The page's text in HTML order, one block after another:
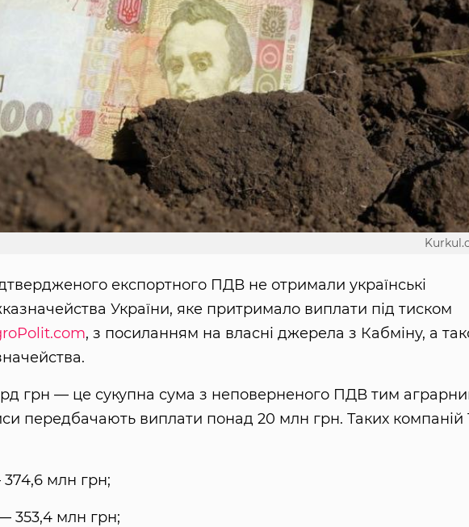
експортного ПДВ не отримали українські
України, яке притримало виплати під тиском
, з посиланням на власні джерела з Кабміну, а
грн — це сукупна сума з неповерненого ПДВ тим
передбачають виплати понад 20 млн грн. Таких компаній
млн грн;
353,4 млн грн;